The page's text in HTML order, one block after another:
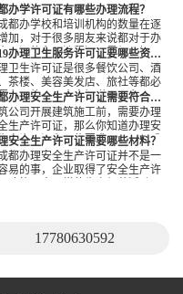
办学许可证有哪些办理流程？
都办学校和培训机构的数量在逐
加，对于很多朋友来说都对于办
可证的办理流程还不是很了解。
成信宏小编就跟大家聊一聊成都
许可证有哪些办理流...
2019办理卫生服务许可证要哪些资料？
卫生许可证是很多餐饮公司、酒
茶楼、美容美发店、旅社等都必
办理的，那大家知道2019办理卫
务许可证要哪些资料吗？今天成
小编就跟大家好好介...
成都办理安全生产许可证需要符合哪些要求？
公司开展建筑施工前，需要办理
生产许可证，那么你知道办理安
产许可证有哪些要求吗？下面成
财税就为大家解读安全生产许可
理的要求。
安全生产许可证需要哪些材料？
都办理安全生产许可证并不是一
易的事，企业取得了安全生产许
17780630592